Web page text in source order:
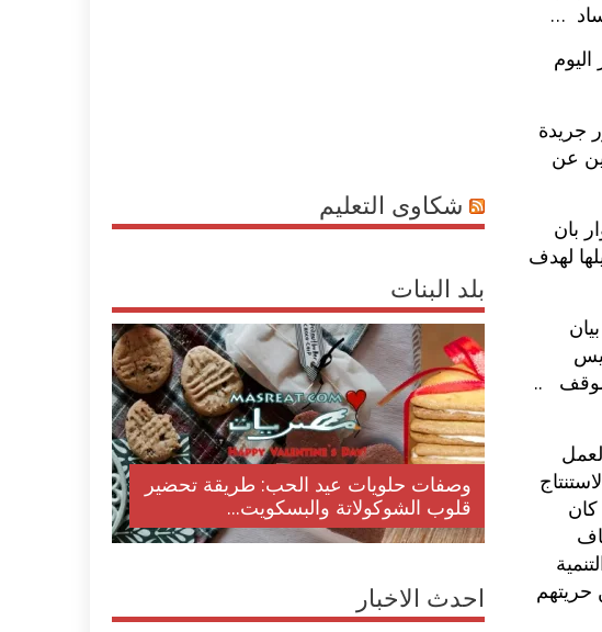
…
جريدة
عن
بان
لهدف
موقف ..
كان
المصريين حريتهم
شكاوى التعليم
بلد البنات
وصفات حلويات عيد الحب: طريقة تحضير
قلوب الشوكولاتة والبسكويت...
احدث الاخبار